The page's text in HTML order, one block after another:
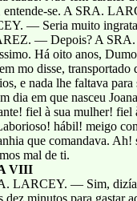
entende-se. A SRA.
— Seria muito ingrata
— Depois? A SRA.
Há oito anos,
mo disse,
e nada lhe faltava
dia em que nasceu
fiel à sua mulher! fiel
hábil! meigo
que comandava.
mal de ti.
VIII
LARCEY. — Sim,
dez minutos para gastar